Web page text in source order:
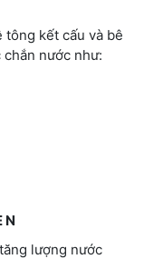
kết cấu và bê
nước như:
N
lượng nước